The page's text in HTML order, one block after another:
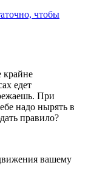
чтобы
крайне
едет
При
надо нырять в
правило?
вашему